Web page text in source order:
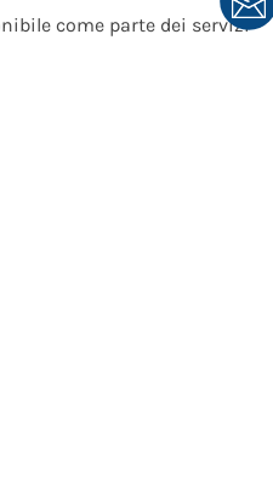
come parte dei servizi